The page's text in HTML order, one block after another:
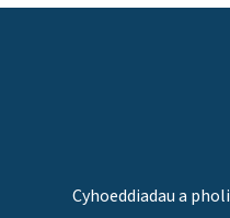
Cyhoeddiadau a